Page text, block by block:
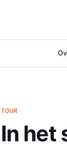
TOUR
In het